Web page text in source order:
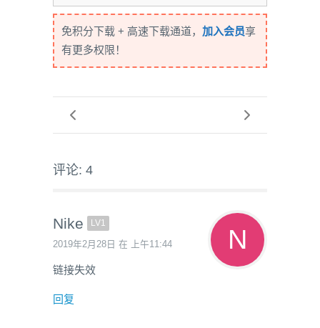
免积分下载 + 高速下载通道， 加入会员享
有更多权限！
评论: 4
Nike LV1
2019年2月28日 在 上午11:44
链接失效
回复